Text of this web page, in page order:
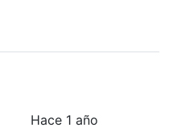
Hace 1 año